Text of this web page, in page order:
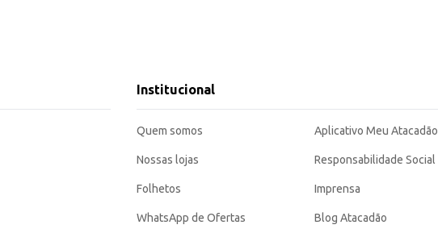
Institucional
Quem somos
Nossas lojas
Folhetos
WhatsApp de Ofertas
Aplicativo Meu Atacadão
Responsabilidade Social
Imprensa
Blog Atacadão